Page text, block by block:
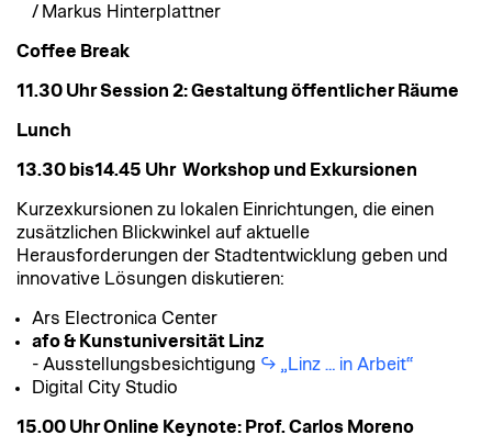
/ Markus Hinterplattner
Coffee Break
11.30 Uhr Session 2: Gestaltung öffentlicher Räume
Lunch
13.30 bis14.45 Uhr Workshop und Exkursionen
Kurzexkursionen zu lokalen Einrichtungen, die einen
zusätzlichen Blickwinkel auf aktuelle
Herausforderungen der Stadtentwicklung geben und
innovative Lösungen diskutieren:
Ars Electronica Center
afo & Kunstuniversität Linz
- Ausstellungsbesichtigung
„Linz … in Arbeit“
Digital City Studio
15.00 Uhr Online Keynote: Prof. Carlos Moreno